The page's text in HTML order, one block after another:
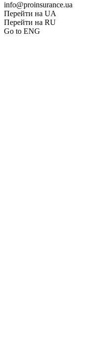
info@proinsurance.ua
Перейти на UA
Перейти на RU
Go to ENG